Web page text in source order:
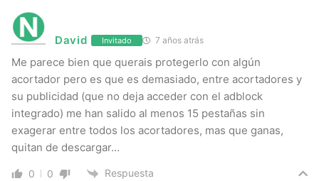
David Invitado 7 años atrás
Me parece bien que querais protegerlo con algún
acortador pero es que es demasiado, entre acortadores y
su publicidad (que no deja acceder con el adblock
integrado) me han salido al menos 15 pestañas sin
exagerar entre todos los acortadores, mas que ganas,
quitan de descargar…
0 0 Respuesta